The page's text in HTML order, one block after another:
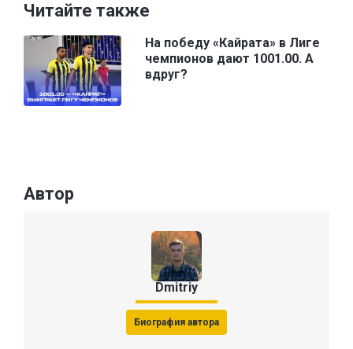
Читайте также
На победу «Кайрата» в Лиге
чемпионов дают 1001.00. А
вдруг?
Автор
Dmitriy
Биография автора